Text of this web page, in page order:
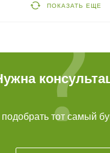
ПОКАЗАТЬ ЕЩЕ
тот самый